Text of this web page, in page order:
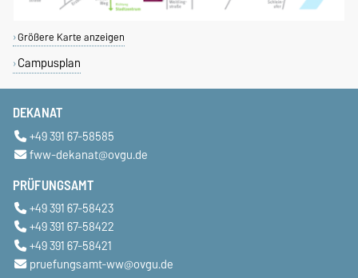
Größere Karte anzeigen
Campusplan
DEKANAT
+49 391 67-58585
fww-dekanat@ovgu.de
PRÜFUNGSAMT
+49 391 67-58423
+49 391 67-58422
+49 391 67-58421
pruefungsamt-ww@ovgu.de